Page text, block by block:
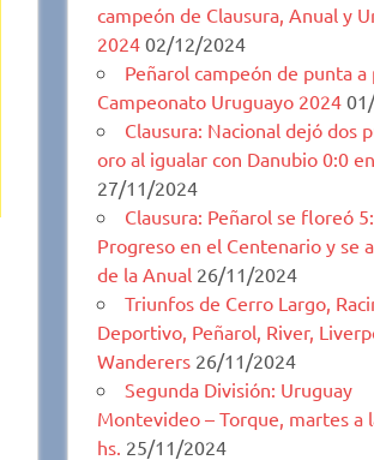
campeón de Clausura, Anual y
2024 02/12/2024
Peñarol campeón de punta a
Campeonato Uruguayo 2024
Clausura: Nacional dejó dos
oro al igualar con Danubio 0:0
27/11/2024
Clausura: Peñarol se floreó
Progreso en el Centenario y se
de la Anual 26/11/2024
Triunfos de Cerro Largo,
Deportivo, Peñarol, River,
Wanderers 26/11/2024
Segunda División: Uruguay
Montevideo – Torque, martes a
hs. 25/11/2024